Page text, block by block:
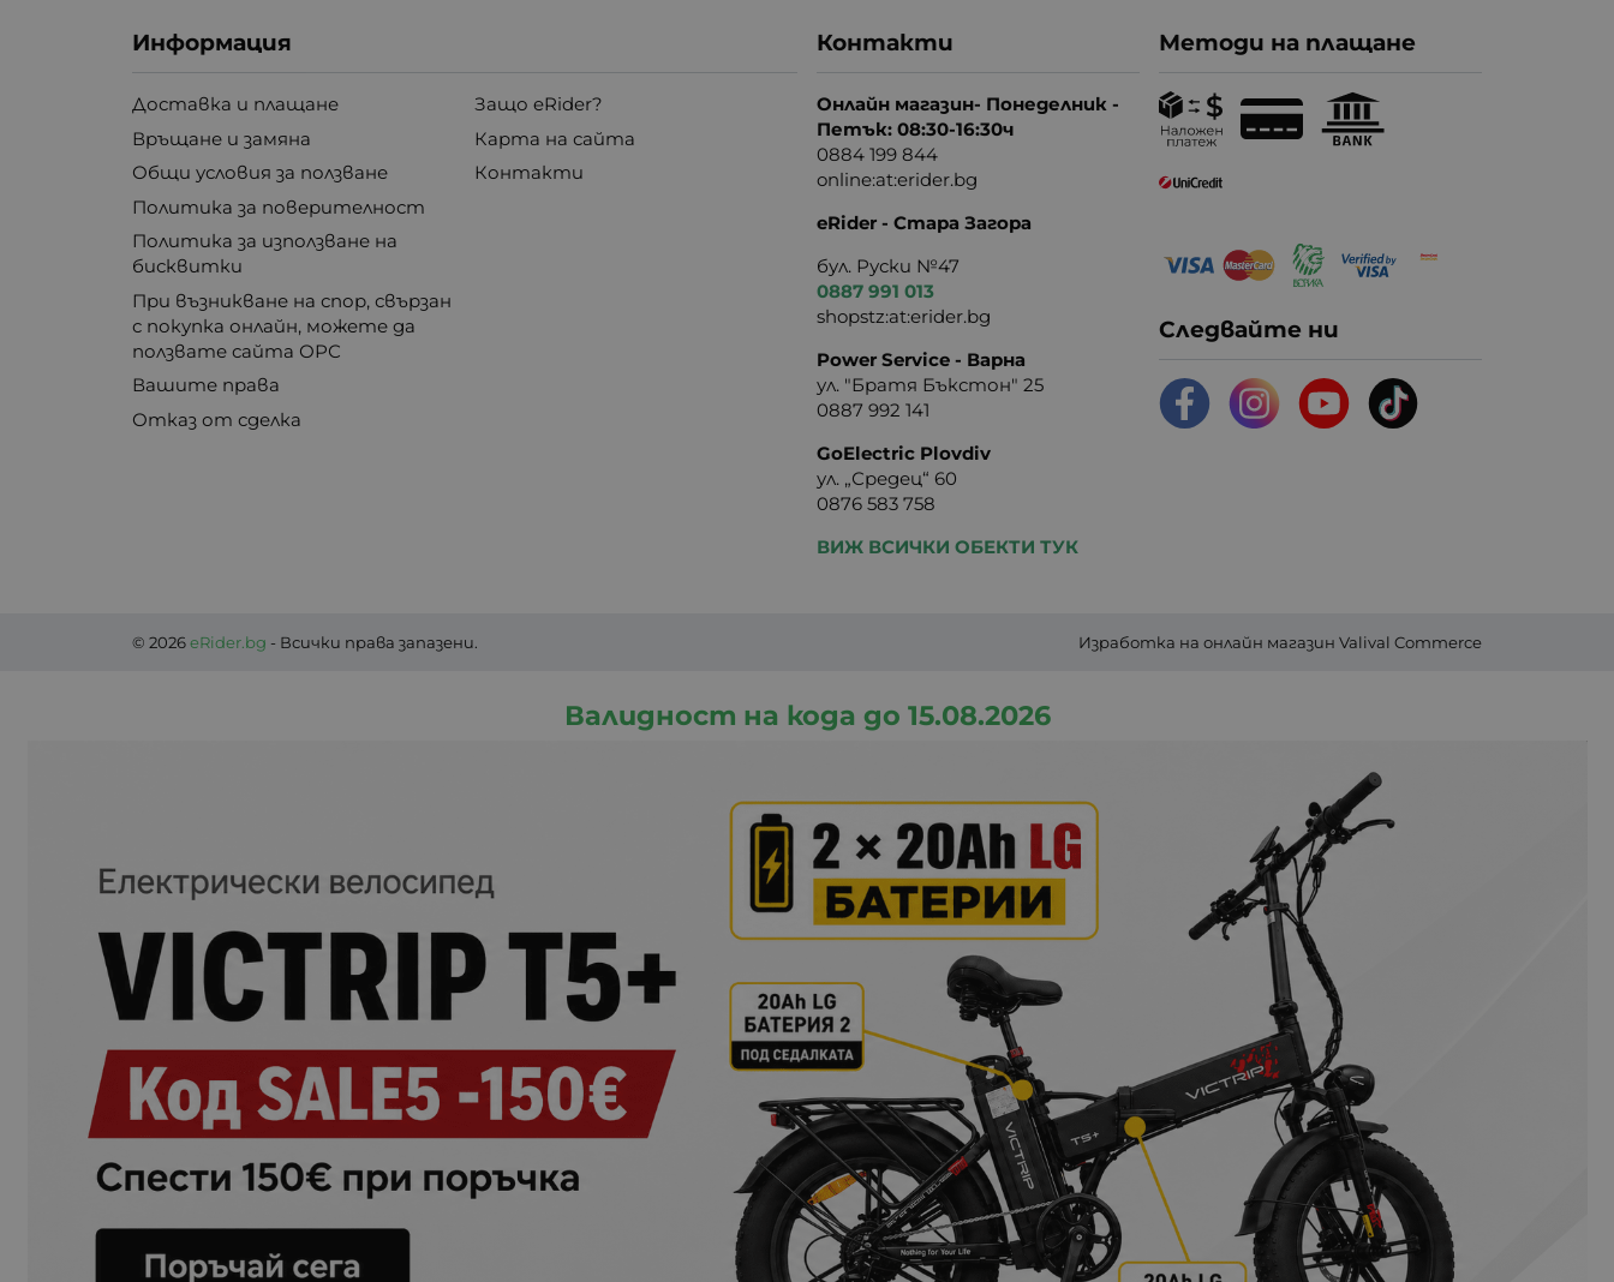
Информация
Доставка и плащане
Връщане и замяна
Общи условия за ползване
Политика за поверителност
Политика за използване на
бисквитки
При възникване на спор, свързан
с покупка онлайн, можете да
ползвате сайта ОРС
Вашите права
Отказ от сделка
Защо eRider?
Карта на сайта
Контакти
Контакти
Онлайн магазин- Понеделник -
Петък: 08:30-16:30ч
0884 199 844
online:at:erider.bg
eRider - Стара Загора
бул. Руски №47
0887 991 013
shopstz:at:erider.bg
Power Service - Варна
ул. "Братя Бъкстон" 25
0887 992 141
GoElectric Plovdiv
ул. „Средец“ 60
0876 583 758
ВИЖ ВСИЧКИ ОБЕКТИ ТУК
Методи на плащане
Следвайте ни
© 2026eRider.bg - Всички права запазени. Изработка на онлайн магазин Valival Commerce
Валидност на кода до 15.08.2026